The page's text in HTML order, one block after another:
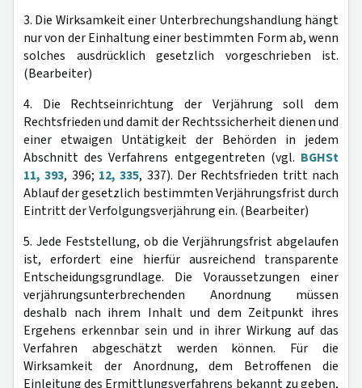
3. Die Wirksamkeit einer Unterbrechungshandlung hängt
nur von der Einhaltung einer bestimmten Form ab, wenn
solches ausdrücklich gesetzlich vorgeschrieben ist.
(Bearbeiter)
4. Die Rechtseinrichtung der Verjährung soll dem
Rechtsfrieden und damit der Rechtssicherheit dienen und
einer etwaigen Untätigkeit der Behörden in jedem
Abschnitt des Verfahrens entgegentreten (vgl. BGHSt
11, 393, 396; 12, 335, 337). Der Rechtsfrieden tritt nach
Ablauf der gesetzlich bestimmten Verjährungsfrist durch
Eintritt der Verfolgungsverjährung ein. (Bearbeiter)
5. Jede Feststellung, ob die Verjährungsfrist abgelaufen
ist, erfordert eine hierfür ausreichend transparente
Entscheidungsgrundlage. Die Voraussetzungen einer
verjährungsunterbrechenden Anordnung müssen
deshalb nach ihrem Inhalt und dem Zeitpunkt ihres
Ergehens erkennbar sein und in ihrer Wirkung auf das
Verfahren abgeschätzt werden können. Für die
Wirksamkeit der Anordnung, dem Betroffenen die
Einleitung des Ermittlungsverfahrens bekannt zu geben,